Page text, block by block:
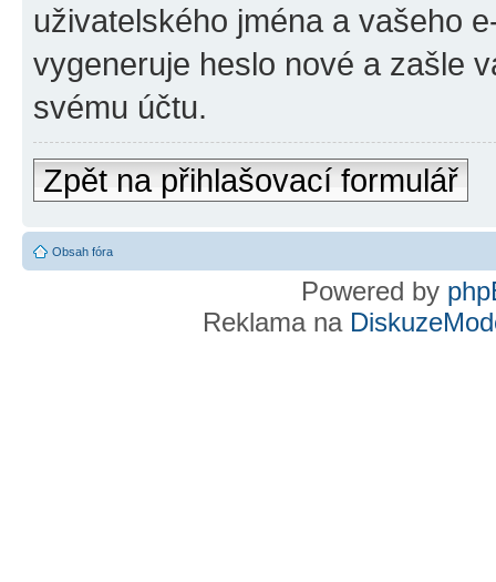
uživatelského jména a vašeho
vygeneruje heslo nové a zašle
svému účtu.
Zpět na přihlašovací formulář
Obsah fóra
Powered by
Reklama na